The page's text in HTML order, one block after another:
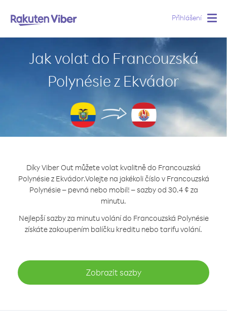
Přihlášení
Jak volat do Francouzská
Polynésie z Ekvádor
Díky Viber Out můžete volat kvalitně do Francouzská
Polynésie z Ekvádor.Volejte na jakékoli číslo v Francouzská
Polynésie – pevná nebo mobil! – sazby od 30.4 ¢ za
minutu.
Nejlepší sazby za minutu volání do Francouzská Polynésie
získáte zakoupením balíčku kreditu nebo tarifu volání.
Zobrazit sazby